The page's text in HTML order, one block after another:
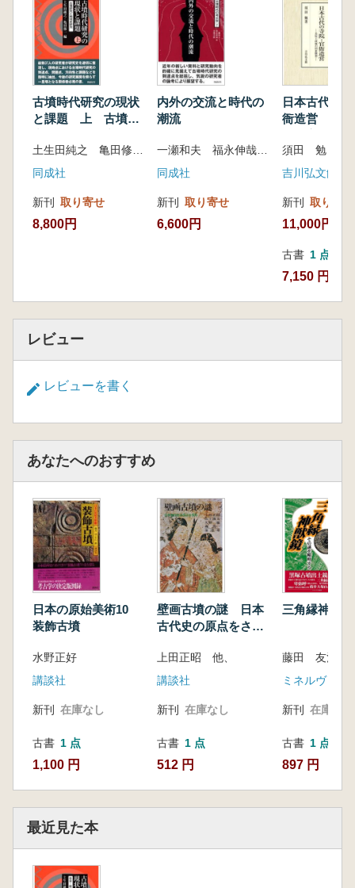
古墳時代研究の現状
と課題 上 古墳研
同成社
新刊 取り寄せ
8,800円
内外の交流と時代の
潮流
同成社
新刊 取り寄せ
6,600円
日本古代の
衙造営 長屋
須田 勉 著
吉川弘文館
新刊 取り寄せ
11,000円
古書 1 点
7,150 円
レビュー
レビューを書く
あなたへのおすすめ
日本の原始美術10
装飾古墳
水野正好
講談社
新刊 在庫なし
古書 1 点
1,100 円
壁画古墳の謎 日本
古代史の原点をさぐ
上田正昭 他、
講談社
新刊 在庫なし
古書 1 点
512 円
三角縁神獣鏡
藤田 友治 著
ミネルヴァ書
新刊 在庫なし
古書 1 点
897 円
最近見た本